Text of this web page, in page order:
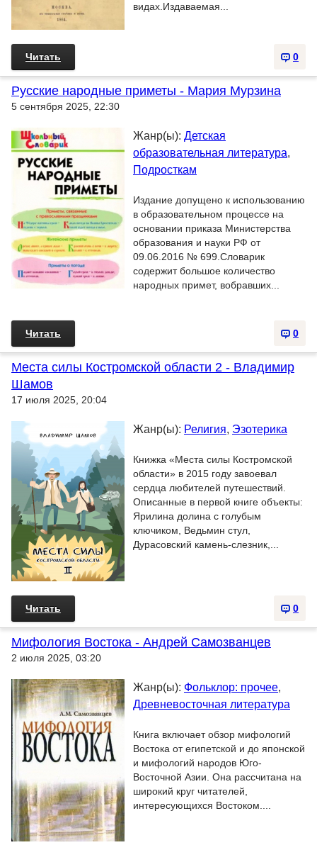
видах.Издаваемая...
0
Читать
Русские народные приметы - Мария Мурзина
5 сентября 2025, 22:30
Жанр(ы): Детская
образовательная литература,
Подросткам
Издание допущено к использованию
в образовательном процессе на
основании приказа Министерства
образования и науки РФ от
09.06.2016 № 699.Словарик
содержит большое количество
народных примет, вобравших...
0
Читать
Места силы Костромской области 2 - Владимир
Шамов
17 июля 2025, 20:04
Жанр(ы): Религия, Эзотерика
Книжка «Места силы Костромской
области» в 2015 году завоевал
сердца любителей путешествий.
Описанные в первой книге объекты:
Ярилина долина с голубым
ключиком, Ведьмин стул,
Дурасовский камень-слезник,...
0
Читать
Мифология Востока - Андрей Самозванцев
2 июля 2025, 03:20
Жанр(ы): Фольклор: прочее,
Древневосточная литература
Книга включает обзор мифологий
Востока от египетской и до японской
и мифологий народов Юго-
Восточной Азии. Она рассчитана на
широкий круг читателей,
интересующихся Востоком....